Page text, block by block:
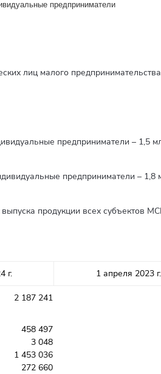
предприниматели
лиц малого
предприниматели – 1,5
предприниматели – 1,8
продукции всех субъектов
г.
1 апреля 2023 г.
2 187 241
458 497
3 048
1 453 036
272 660